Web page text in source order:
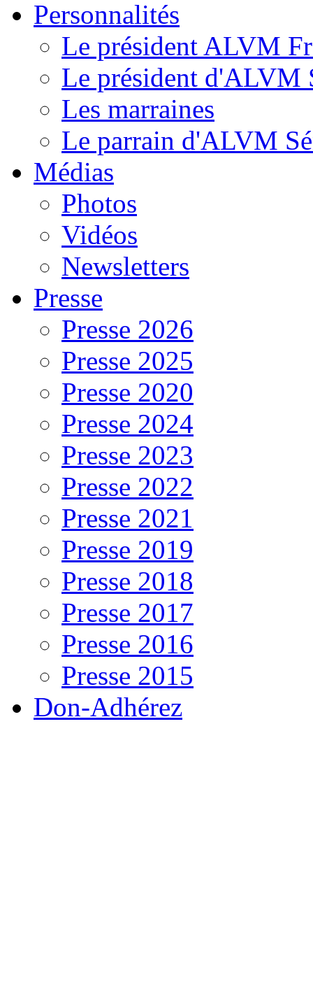
Personnalités
Le président ALVM
Le président d'ALVM
Les marraines
Le parrain d'ALVM
Médias
Photos
Vidéos
Newsletters
Presse
Presse 2026
Presse 2025
Presse 2020
Presse 2024
Presse 2023
Presse 2022
Presse 2021
Presse 2019
Presse 2018
Presse 2017
Presse 2016
Presse 2015
Don-Adhérez